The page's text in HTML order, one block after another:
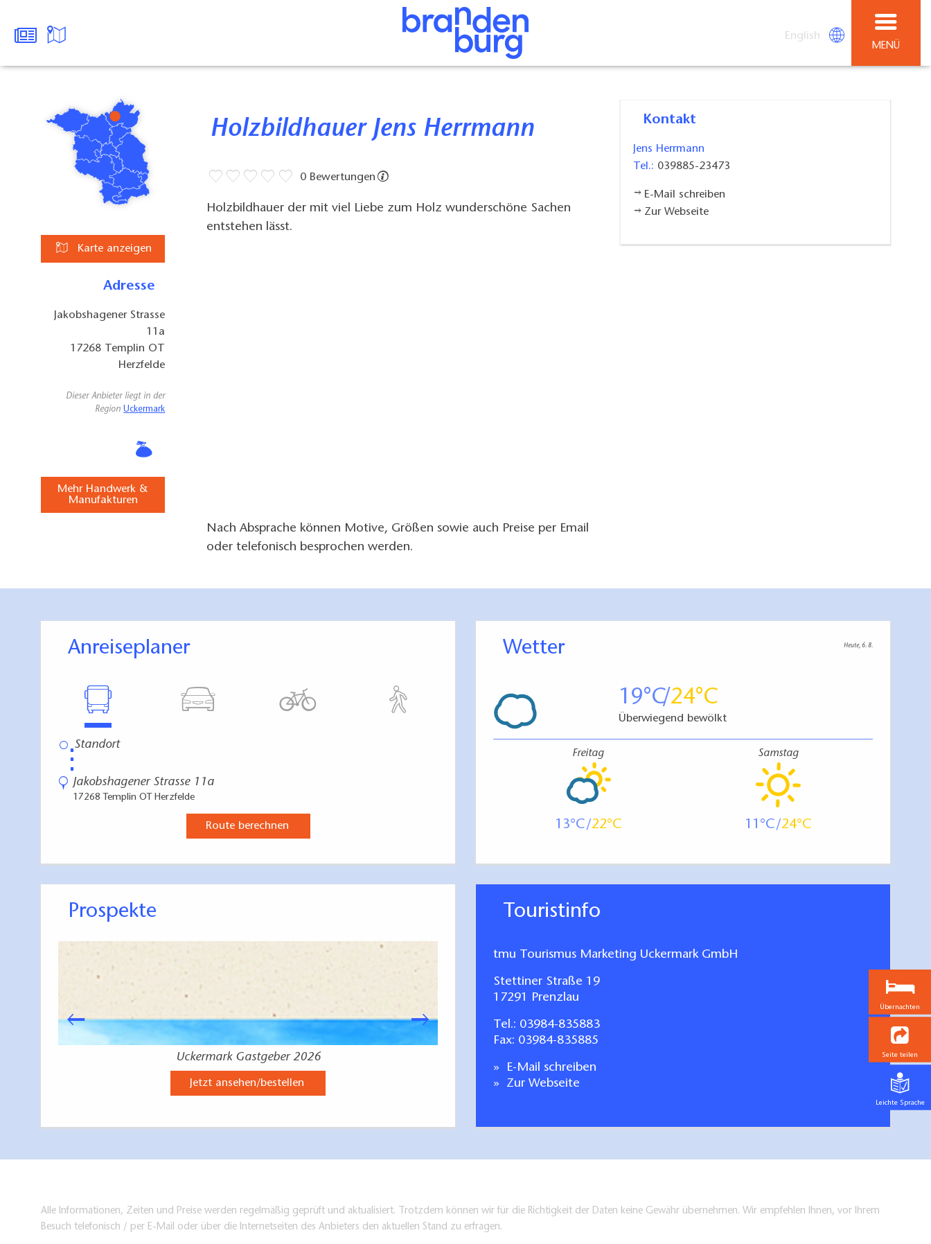
English
MENÜ
Karte anzeigen
Adresse
Jakobshagener Strasse
11a
17268 Templin OT
Herzfelde
Dieser Anbieter liegt in der
RegionUckermark
Mehr Handwerk &
Manufakturen
Holzbildhauer Jens Herrmann
0 Bewertungen
Holzbildhauer der mit viel Liebe zum Holz wunderschöne Sachen
entstehen lässt.
Nach Absprache können Motive, Größen sowie auch Preise per Email
oder telefonisch besprochen werden.
Kontakt
Jens Herrmann
Tel.: 039885-23473
E-Mail schreiben
Zur Webseite
Anreiseplaner
⋮
Jakobshagener Strasse 11a
17268 Templin OT Herzfelde
Route berechnen
Wetter Heute, 6. 8.
19 24
Überwiegend bewölkt
Freitag
13 22
Samstag
11 24
Prospekte
Uckermark Gastgeber 2026
Jetzt ansehen/bestellen Jetzt ansehen/bestellen
Touristinfo
tmu Tourismus Marketing Uckermark GmbH
Stettiner Straße 19
17291 Prenzlau
Tel.: 03984-835883
Fax: 03984-835885
E-Mail schreiben
Zur Webseite
Alle Informationen, Zeiten und Preise werden regelmäßig geprüft und aktualisiert. Trotzdem können wir für die Richtigkeit der Daten keine Gewähr übernehmen. Wir empfehlen Ihnen, vor Ihrem
Besuch telefonisch / per E-Mail oder über die Internetseiten des Anbieters den aktuellen Stand zu erfragen.
Übernachten
Seite teilen
Leichte Sprache